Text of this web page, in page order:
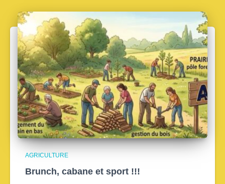
AGRICULTURE
Brunch, cabane et sport !!!